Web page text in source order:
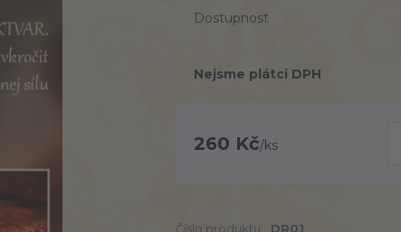
Dostupnost
Nejsme plátci DPH
260 Kč/ks
Číslo produktu: DR01